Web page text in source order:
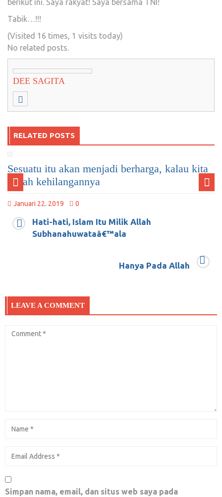
berikut ini. Saya rakyat! Saya bersama TNI!
Tabik…!!!
(Visited 16 times, 1 visits today)
No related posts.
DEE SAGITA
RELATED POSTS
Sesuatu itu akan menjadi berharga, kalau kita
sudah kehilangannya
Januari 22, 2019 0
Hati-hati, Islam Itu Milik Allah
Subhanahuwataâ€™ala
Hanya Pada Allah
LEAVE A COMMENT
Simpan nama, email, dan situs web saya pada